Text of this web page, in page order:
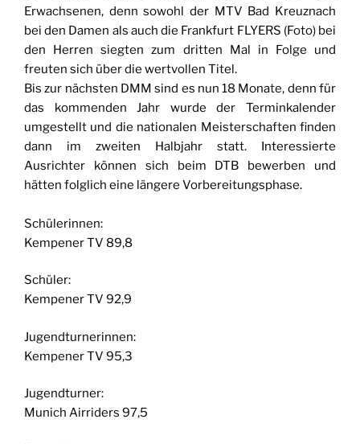
Erwachsenen, denn sowohl der MTV Bad Kreuznach
bei den Damen als auch die Frankfurt FLYERS (Foto) bei
den Herren siegten zum dritten Mal in Folge und
freuten sich über die wertvollen Titel.
Bis zur nächsten DMM sind es nun 18 Monate, denn für
das kommenden Jahr wurde der Terminkalender
umgestellt und die nationalen Meisterschaften finden
dann im zweiten Halbjahr statt. Interessierte
Ausrichter können sich beim DTB bewerben und
hätten folglich eine längere Vorbereitungsphase.
Schülerinnen:
Kempener TV 89,8
Schüler:
Kempener TV 92,9
Jugendturnerinnen:
Kempener TV 95,3
Jugendturner:
Munich Airriders 97,5